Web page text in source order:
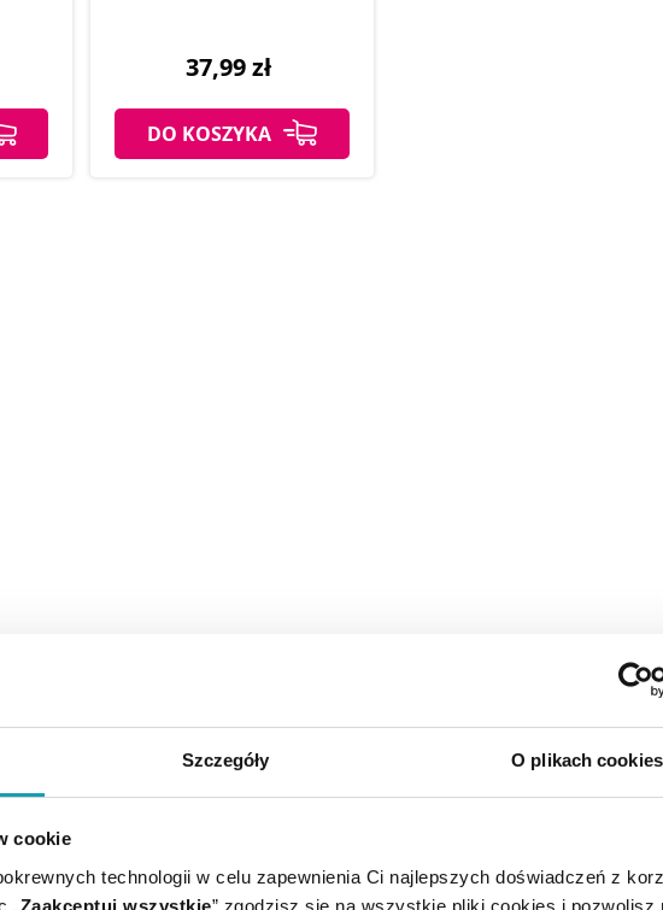
Szczegóły O plikach cookies
cookie
technologii w celu zapewnienia Ci najlepszych doświadczeń z
„Zaakceptuj wszystkie” zgodzisz się na wszystkie pliki cookies i pozwolisz
37,99 zł
DO KOSZYKA